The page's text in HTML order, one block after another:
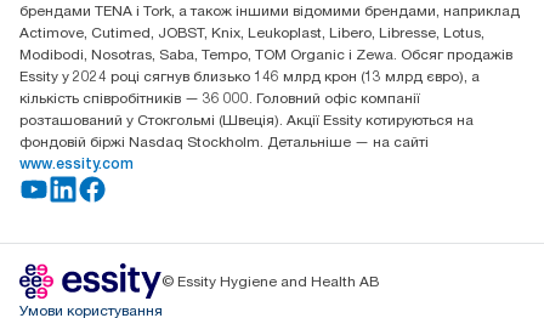
брендами TENA і Tork, а також іншими відомими брендами, наприклад
Actimove, Cutimed, JOBST, Knix, Leukoplast, Libero, Libresse, Lotus,
Modibodi, Nosotras, Saba, Tempo, TOM Organic і Zewa. Обсяг продажів
Essity у 2024 році сягнув близько 146 млрд крон (13 млрд євро), а
кількість співробітників — 36 000. Головний офіс компанії
розташований у Стокгольмі (Швеція). Акції Essity котируються на
фондовій біржі Nasdaq Stockholm. Детальніше — на сайті
www.essity.com
© Essity Hygiene and Health AB
Умови користування